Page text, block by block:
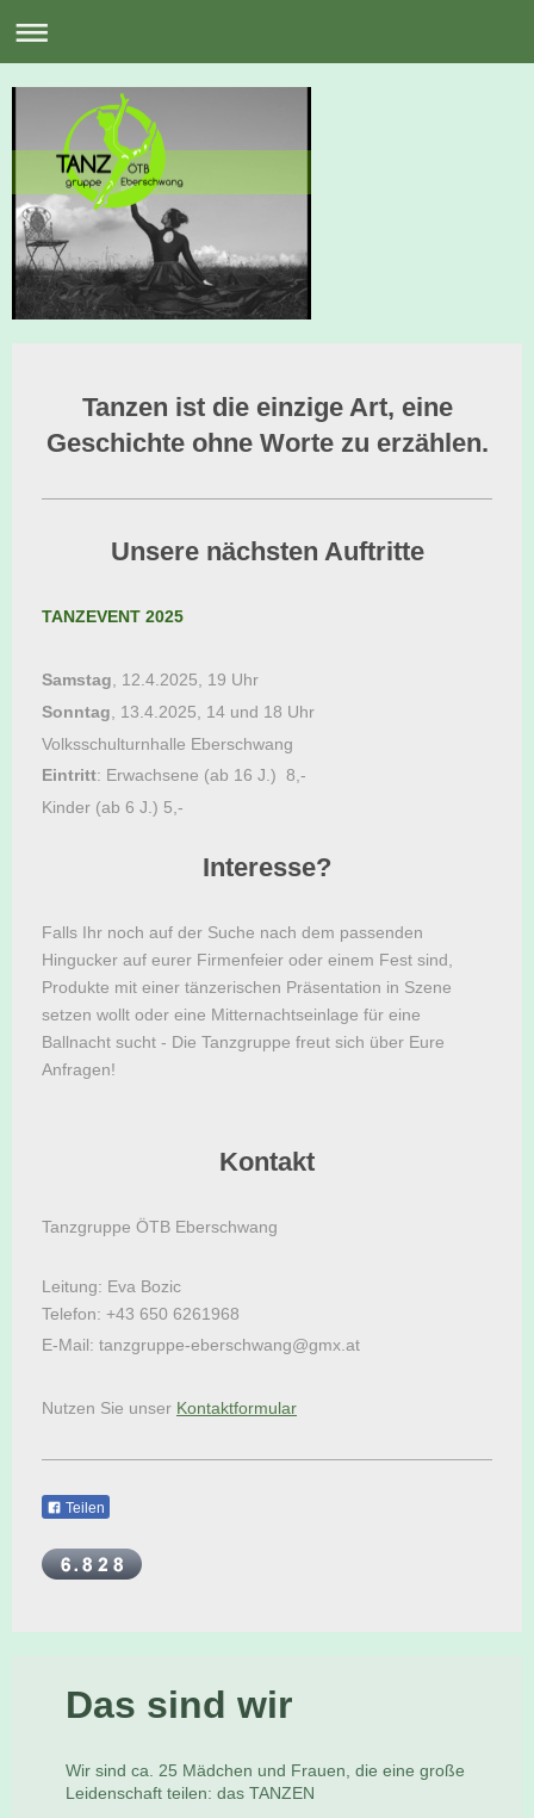
Tanzen ist die einzige Art, eine
Geschichte ohne Worte zu erzählen.
Unsere nächsten Auftritte
TANZEVENT 2025
Samstag, 12.4.2025, 19 Uhr
Sonntag , 13.4.2025, 14 und 18 Uhr
Volksschulturnhalle Eberschwang
Eintritt: Erwachsene (ab 16 J.) 8,-
Kinder (ab 6 J.) 5,-
Interesse?
Falls Ihr noch auf der Suche nach dem passenden
Hingucker auf eurer Firmenfeier oder einem Fest sind,
Produkte mit einer tänzerischen Präsentation in Szene
setzen wollt oder eine Mitternachtseinlage für eine
Ballnacht sucht - Die Tanzgruppe freut sich über Eure
Anfragen!
Kontakt
Tanzgruppe ÖTB Eberschwang
Leitung: Eva Bozic
Telefon: +43 650 6261968
E-Mail: tanzgruppe-eberschwang@gmx.at
Nutzen Sie unser Kontaktformular
Teilen
Das sind wir
Wir sind ca. 25 Mädchen und Frauen, die eine große
Leidenschaft teilen: das TANZEN